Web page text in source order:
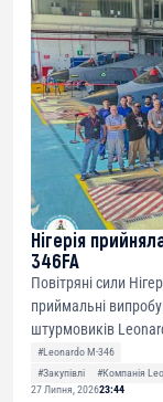
Нігерія
346FA
Повітряні сили
приймальні
штурмовиків
#Leonardo M-346
#Закупівлі
#Компанія
27 Липня, 202623:44